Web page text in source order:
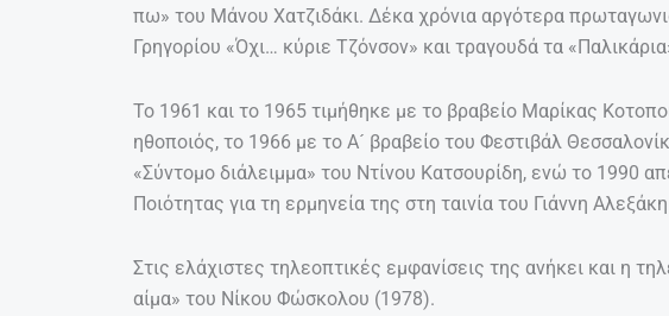
πω» του Μάνου Χατζιδάκι. Δέκα χρόνια αργότερα
Γρηγορίου «Όχι… κύριε Τζόνσον» και τραγουδά τα
Το 1961 και το 1965 τιμήθηκε με το βραβείο Μαρίκας
ηθοποιός, το 1966 με το Α´ βραβείο του Φεστιβάλ
«Σύντομο διάλειμμα» του Ντίνου Κατσουρίδη, ενώ το 1990
Ποιότητας για τη ερμηνεία της στη ταινία του Γιάννη
Στις ελάχιστες τηλεοπτικές εμφανίσεις της ανήκει και η
αίμα» του Νίκου Φώσκολου (1978).